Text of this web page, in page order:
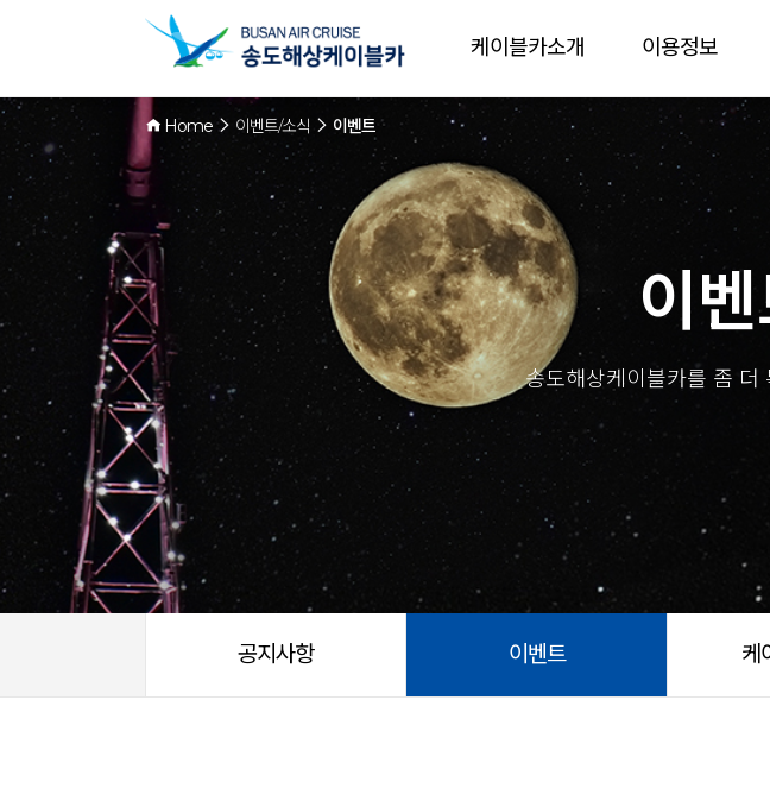
케이블카소개 이용정보
Home 이벤트/소식 이벤트
이
송도해상케이블카를 좀 더
공지사항 이벤트 케